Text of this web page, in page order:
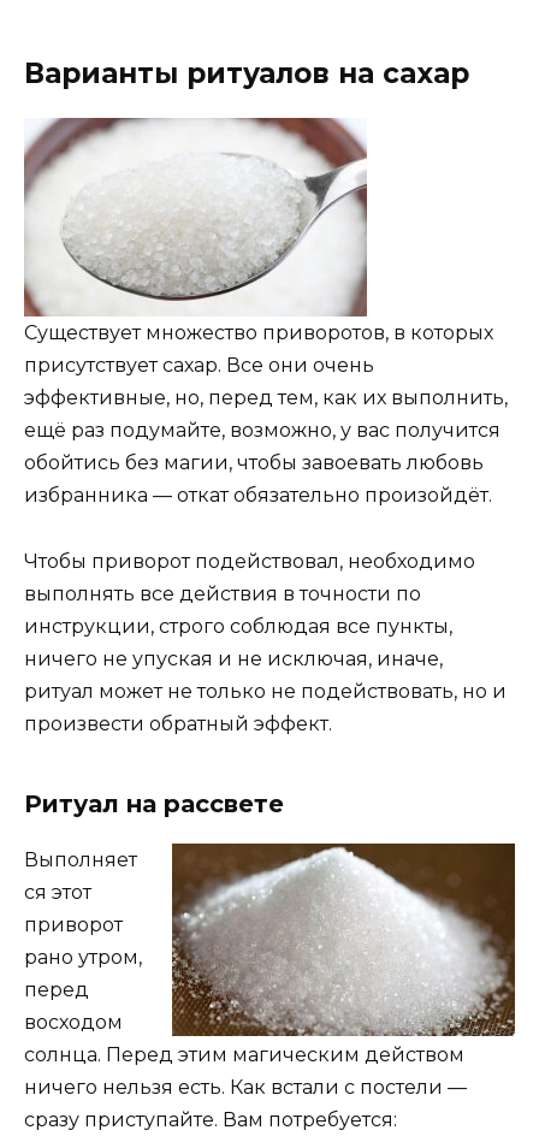
Варианты ритуалов на сахар
Существует множество приворотов, в которых
присутствует сахар. Все они очень
эффективные, но, перед тем, как их выполнить,
ещё раз подумайте, возможно, у вас получится
обойтись без магии, чтобы завоевать любовь
избранника — откат обязательно произойдёт.
Чтобы приворот подействовал, необходимо
выполнять все действия в точности по
инструкции, строго соблюдая все пункты,
ничего не упуская и не исключая, иначе,
ритуал может не только не подействовать, но и
произвести обратный эффект.
Ритуал на рассвете
Выполняет
ся этот
приворот
рано утром,
перед
восходом
солнца. Перед этим магическим действом
ничего нельзя есть. Как встали с постели —
сразу приступайте. Вам потребуется: